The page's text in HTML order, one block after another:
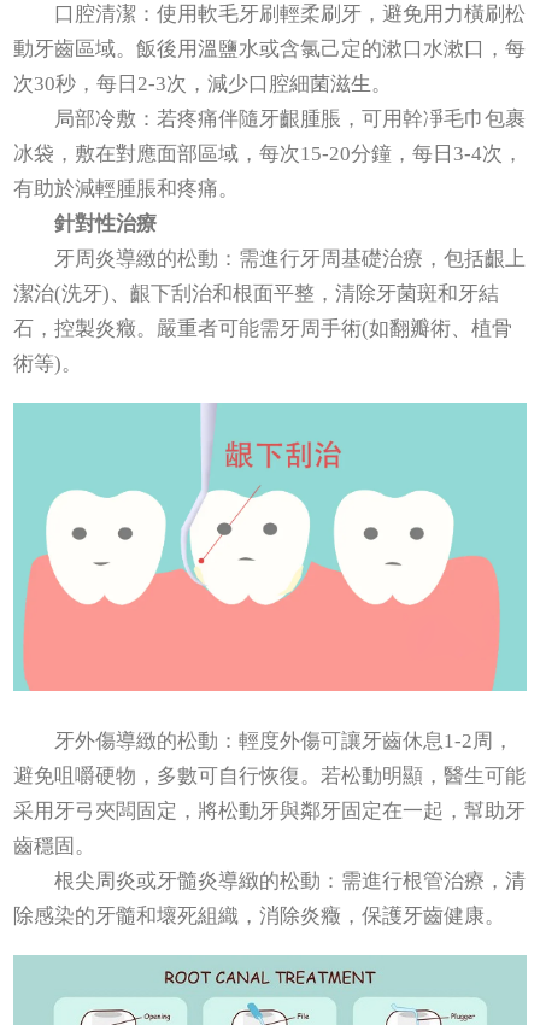
口腔清潔：使用軟毛牙刷輕柔刷牙，避免用力橫刷松
動牙齒區域。飯後用溫鹽水或含氯己定的漱口水漱口，每
次30秒，每日2-3次，減少口腔細菌滋生。
局部冷敷：若疼痛伴隨牙齦腫脹，可用幹凈毛巾包裹
冰袋，敷在對應面部區域，每次15-20分鐘，每日3-4次，
有助於減輕腫脹和疼痛。
針對性治療
牙周炎導緻的松動：需進行牙周基礎治療，包括齦上
潔治(洗牙)、齦下刮治和根面平整，清除牙菌斑和牙結
石，控製炎癥。嚴重者可能需牙周手術(如翻瓣術、植骨
術等)。
牙外傷導緻的松動：輕度外傷可讓牙齒休息1-2周，
避免咀嚼硬物，多數可自行恢復。若松動明顯，醫生可能
采用牙弓夾闆固定，將松動牙與鄰牙固定在一起，幫助牙
齒穩固。
根尖周炎或牙髓炎導緻的松動：需進行根管治療，清
除感染的牙髓和壞死組織，消除炎癥，保護牙齒健康。